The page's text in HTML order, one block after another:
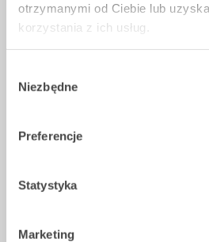
otrzymanymi od Ciebie lub
korzystania z ich usług.
zgody
Niezbędne
Preferencje
Statystyka
Marketing
XTR10